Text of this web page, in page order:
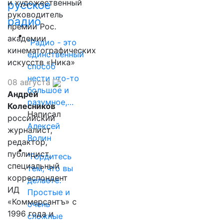
русское
радио
"Радио - это
единственный
способ
нести что-то
большое и
разумное,…
Написал
Алексей
Волин
"Гордитесь
тем, что вы
делаете.
Простые и
очень
сложные
и художественный
руководитель
премии Рос.
академии
кинематографических
искусств «Ника»
08 августа
Андрей
Колесников
российский
журналист,
редактор,
публицист,
специальный
корреспондент
ИД
«Коммерсантъ» с
1996 года и